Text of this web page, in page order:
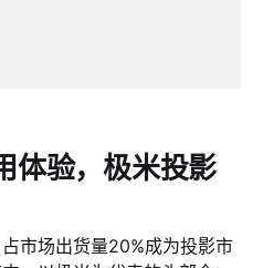
体验，极米投影
市场出货量20%成为投影市